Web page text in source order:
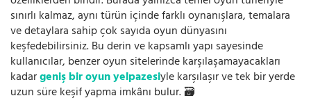
sınırlı kalmaz, aynı türün içinde farklı oynanışlara, temalara
ve detaylara sahip çok sayıda oyun dünyasını
keşfedebilirsiniz. Bu derin ve kapsamlı yapı sayesinde
kullanıcılar, benzer oyun sitelerinde karşılaşamayacakları
kadargeniş bir oyun yelpazesiyle karşılaşır ve tek bir yerde
uzun süre keşif yapma imkânı bulur. 🗃️